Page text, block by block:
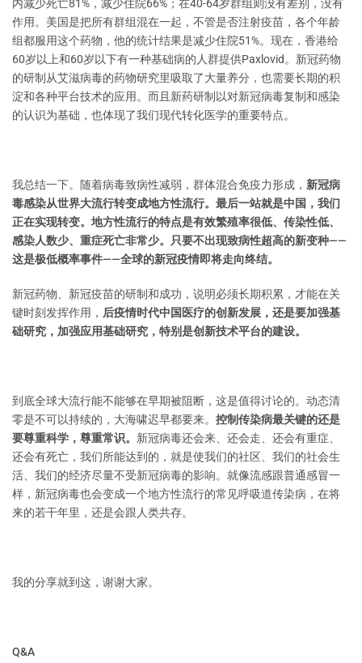
内减少死亡81%，减少住院66%；在40-64岁群组则没有差别，没有
作用。美国是把所有群组混在一起，不管是否注射疫苗，各个年龄
组都服用这个药物，他的统计结果是减少住院51%。现在，香港给
60岁以上和60岁以下有一种基础病的人群提供Paxlovid。新冠药物
的研制从艾滋病毒的药物研究里吸取了大量养分，也需要长期的积
淀和各种平台技术的应用。而且新药研制以对新冠病毒复制和感染
的认识为基础，也体现了我们现代转化医学的重要特点。
我总结一下。随着病毒致病性减弱，群体混合免疫力形成， 新冠病
毒感染从世界大流行转变成地方性流行。最后一站就是中国，我们
正在实现转变。地方性流行的特点是有效繁殖率很低、传染性低、
感染人数少、重症死亡非常少。只要不出现致病性超高的新变种——
这是极低概率事件——全球的新冠疫情即将走向终结。
新冠药物、新冠疫苗的研制和成功，说明必须长期积累，才能在关
键时刻发挥作用， 后疫情时代中国医疗的创新发展，还是要加强基
础研究，加强应用基础研究，特别是创新技术平台的建设。
到底全球大流行能不能够在早期被阻断，这是值得讨论的。动态清
零是不可以持续的，大海啸迟早都要来。 控制传染病最关键的还是
要尊重科学，尊重常识。 新冠病毒还会来、还会走、还会有重症、
还会有死亡，我们所能达到的，就是使我们的社区、我们的社会生
活、我们的经济尽量不受新冠病毒的影响。就像流感跟普通感冒一
样，新冠病毒也会变成一个地方性流行的常见呼吸道传染病，在将
来的若干年里，还是会跟人类共存。
我的分享就到这，谢谢大家。
Q&A